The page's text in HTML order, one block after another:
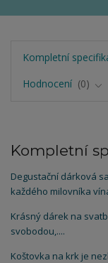
Kompletní
Hodnocení
0
Kompletní
Degustační dárková
každého milovníka
Krásný dárek na
svobodou,....
Koštovka na krk je